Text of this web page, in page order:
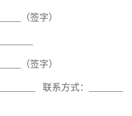
（签字）
（签字）
联系方式：